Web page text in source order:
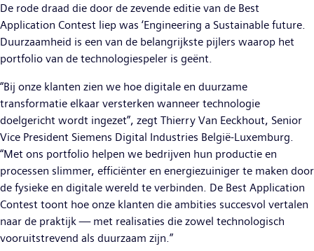
De rode draad die door de zevende editie van de Best
Application Contest liep was ‘Engineering a Sustainable future.
Duurzaamheid is een van de belangrijkste pijlers waarop het
portfolio van de technologiespeler is geënt.
“Bij onze klanten zien we hoe digitale en duurzame
transformatie elkaar versterken wanneer technologie
doelgericht wordt ingezet”, zegt Thierry Van Eeckhout, Senior
Vice President Siemens Digital Industries België-Luxemburg.
“Met ons portfolio helpen we bedrijven hun productie en
processen slimmer, efficiënter en energiezuiniger te maken door
de fysieke en digitale wereld te verbinden. De Best Application
Contest toont hoe onze klanten die ambities succesvol vertalen
naar de praktijk — met realisaties die zowel technologisch
vooruitstrevend als duurzaam zijn.”